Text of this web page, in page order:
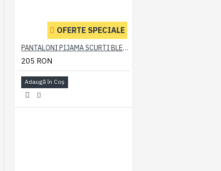
OFERTE SPECIALE
PANTALONI PIJAMA SCURTI BLEUMARIN – PACHET 2 BUCATI - 2XL 3XL 4XL 5XL 6XL
205 RON
Adaugă în Coş